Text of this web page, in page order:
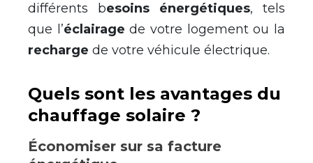
différents besoins énergétiques, tels
que l’éclairage de votre logement ou la
recharge de votre véhicule électrique.
Quels sont les avantages du
chauffage solaire ?
Économiser sur sa facture